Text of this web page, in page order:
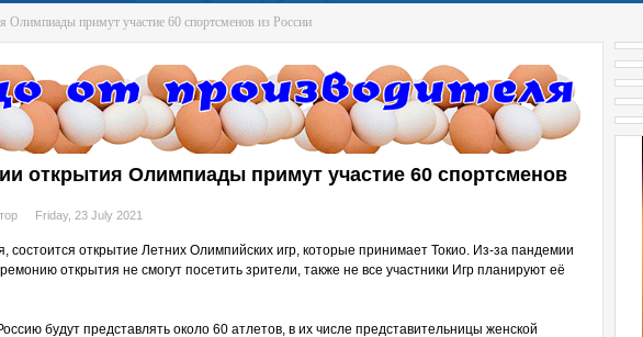
Олимпиады примут участие 60 спортсменов из России
открытия Олимпиады примут участие 60 спортсменов
Friday, 23 July 2021
состоится открытие Летних Олимпийских игр, которые принимает Токио. Из-за пандемии
открытия не смогут посетить зрители, также не все участники Игр планируют её
будут представлять около 60 атлетов, в их числе представительницы женской